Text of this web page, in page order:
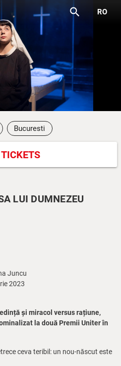
search RO
Bucuresti
LUI DUMNEZEU
Juncu
2023
și miracol versus rațiune,
la două Premii Uniter în
ceva teribil: un nou-născut este